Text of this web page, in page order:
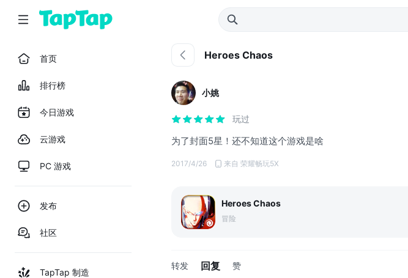
首页
排行榜
今日游戏
云游戏
PC 游戏
发布
社区
TapTap 制造
Heroes Chaos
小姚
玩过
为了封面5星！还不知道这个游戏是啥
2017/4/26 来自 荣耀畅玩5X
Heroes Chaos
冒险
转发 回复 赞